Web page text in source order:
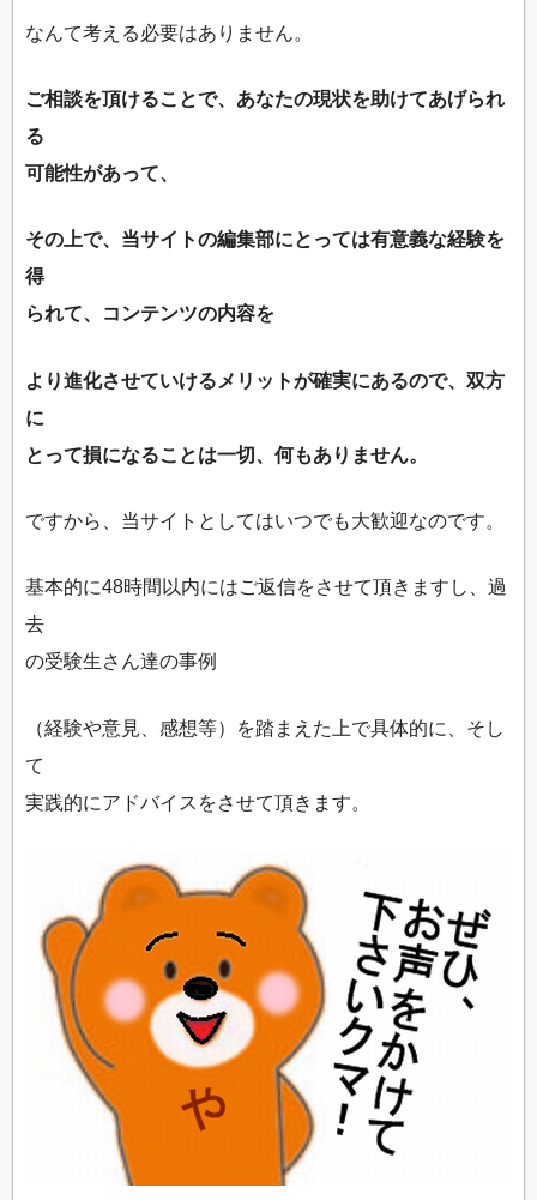
なんて考える必要はありません。
ご相談を頂けることで、あなたの現状を助けてあげられ
る
可能性があって、
その上で、当サイトの編集部にとっては有意義な経験を
得
られて、コンテンツの内容を
より進化させていけるメリットが確実にあるので、双方
に
とって損になることは一切、何もありません。
ですから、当サイトとしてはいつでも大歓迎なのです。
基本的に48時間以内にはご返信をさせて頂きますし、過
去
の受験生さん達の事例
（経験や意見、感想等）を踏まえた上で具体的に、そし
て
実践的にアドバイスをさせて頂きます。